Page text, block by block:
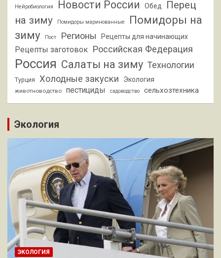
Нейробиология Новости России Обед
Перец
на зиму
Помидоры маринованные
Помидоры на
зиму
Пост Регионы Рецепты для начинающих
Рецепты заготовок Российская Федерация
Россия Салаты на зиму Технологии
Турция Холодные закуски Экология
животноводство пестициды садоводство сельхозтехника
Экология
ЭКОЛОГИЯ